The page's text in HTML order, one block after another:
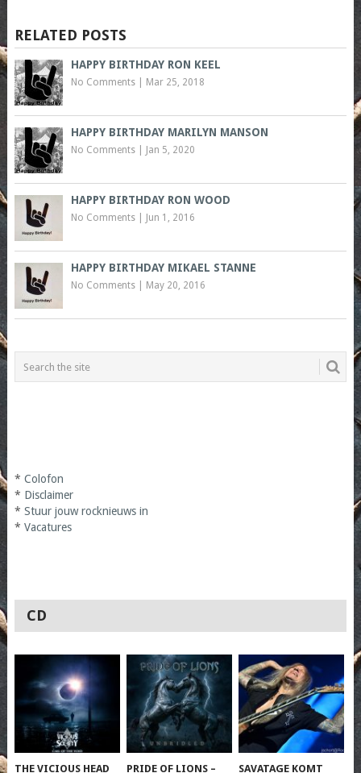
RELATED POSTS
HAPPY BIRTHDAY RON KEEL
No Comments| Mar 25, 2018
HAPPY BIRTHDAY MARILYN MANSON
No Comments| Jan 5, 2020
HAPPY BIRTHDAY RON WOOD
No Comments| Jun 1, 2016
HAPPY BIRTHDAY MIKAEL STANNE
No Comments| May 20, 2016
* Colofon
* Disclaimer
* Stuur jouw rocknieuws in
* Vacatures
CD
THE VICIOUS HEAD PRIDE OF LIONS – SAVATAGE KOMT